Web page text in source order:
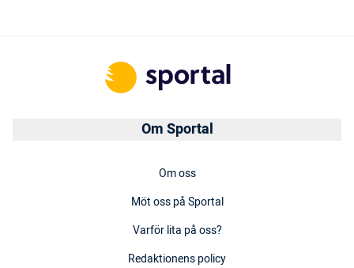
Om Sportal
Om oss
Möt oss på Sportal
Varför lita på oss?
Redaktionens policy